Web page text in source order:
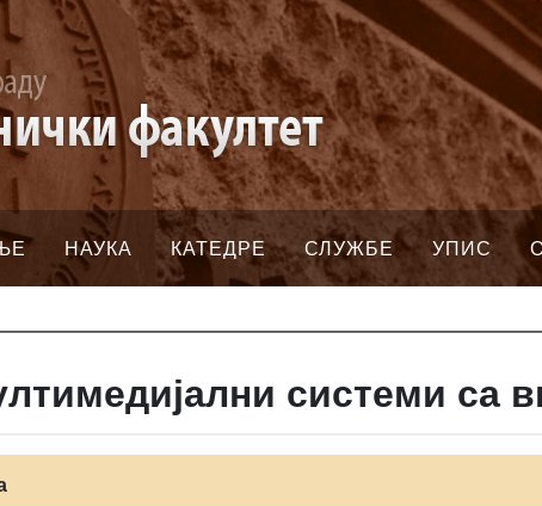
НАУКА КАТЕДРЕ СЛУЖБЕ УПИС
системи са